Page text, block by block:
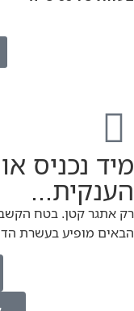
מיד נכניס
הענקית...
רק אתגר קטן. בטח
הבאים מופיע בעשרת